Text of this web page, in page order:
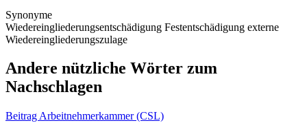
Synonyme
Wiedereingliederungsentschädigung Festentschädigung externe
Wiedereingliederungszulage
Andere nützliche Wörter zum
Nachschlagen
Beitrag Arbeitnehmerkammer (CSL)